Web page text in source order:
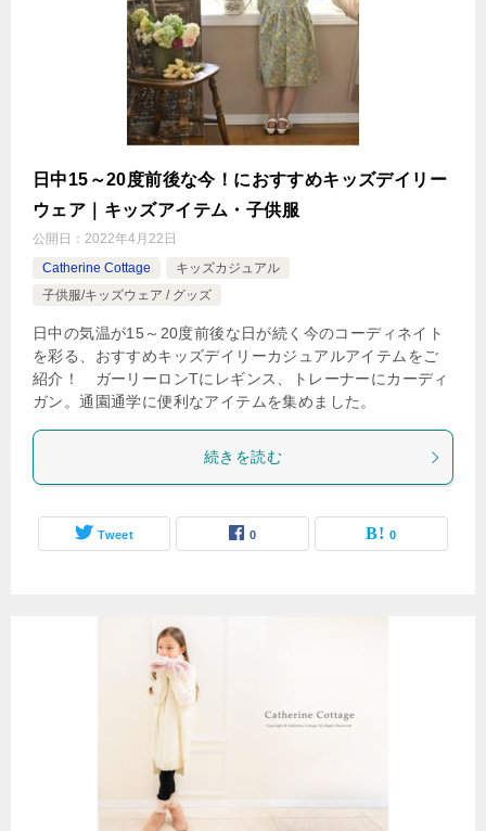
日中15～20度前後な今！におすすめキッズデイリー
ウェア｜キッズアイテム・子供服
公開日： 2022年4月22日
Catherine Cottage
キッズカジュアル
子供服/キッズウェア / グッズ
日中の気温が15～20度前後な日が続く今のコーディネイト
を彩る、おすすめキッズデイリーカジュアルアイテムをご
紹介！ ガーリーロンTにレギンス、トレーナーにカーディ
ガン。通園通学に便利なアイテムを集めました。
続きを読む
Tweet 0 0